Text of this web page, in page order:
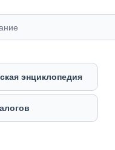
энциклопедия